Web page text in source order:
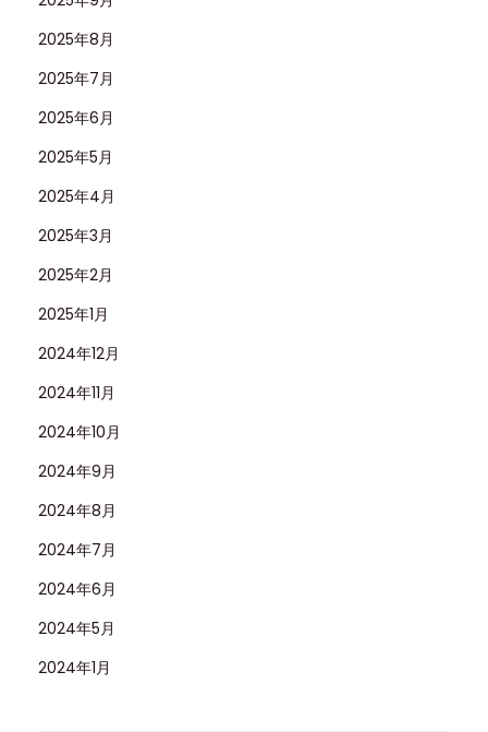
2025年8月
2025年7月
2025年6月
2025年5月
2025年4月
2025年3月
2025年2月
2025年1月
2024年12月
2024年11月
2024年10月
2024年9月
2024年8月
2024年7月
2024年6月
2024年5月
2024年1月